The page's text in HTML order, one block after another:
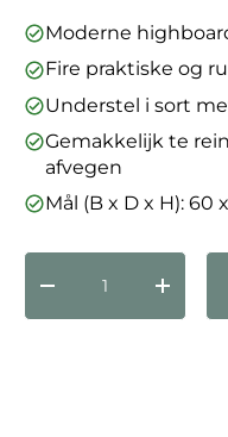
Moderne
Fire praktiske og
Understel i sort
Gemakkelijk te
afvegen
Mål (B x D x H): 60
Aantal
Verlaag de